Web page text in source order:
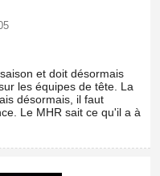
et doit désormais
les équipes de tête. La
désormais, il faut
Le MHR sait ce qu'il a à